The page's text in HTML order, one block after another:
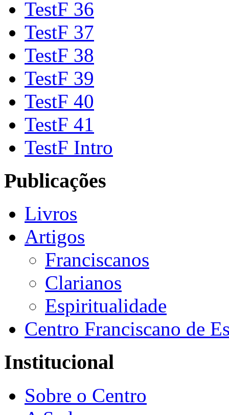
TestF 36
TestF 37
TestF 38
TestF 39
TestF 40
TestF 41
TestF Intro
Publicações
Livros
Artigos
Franciscanos
Clarianos
Espiritualidade
Centro Franciscano de
Institucional
Sobre o Centro